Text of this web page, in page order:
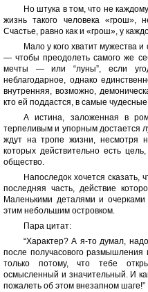
Но штука в том, что не
жизнь такого человека «грош»,
Счастье, равно как и «грош», у
Мало у кого хватит мужества
— чтобы преодолеть самого же
мечты — или “луны”, если
неблагодарное, однако
внутренняя, возможно,
кто ей поддастся, в самые
А истина, заложенная в
терпеливым и упорным достается
ждут на тропе жизни, несмотря
которых действительно есть
общество.
Напоследок хочется сказать,
последняя часть, действие
Маленькими деталями и
этим небольшим островком.
Пара цитат:
“Характер? А я-то думал,
после получасового размышления
только потому, что тебе
осмысленный и значительный. И
пожалеть об этом внезапном шаге!”